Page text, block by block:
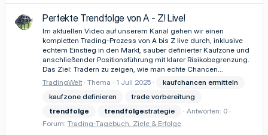
Perfekte Trendfolge von A - Z! Live!
Im aktuellen Video auf unserem Kanal gehen wir einen
kompletten Trading-Prozess von A bis Z live durch, inklusive
echtem Einstieg in den Markt, sauber definierter Kaufzone und
anschließender Positionsführung mit klarer Risikobegrenzung.
Das Ziel: Tradern zu zeigen, wie man echte Chancen...
TradingWelt Thema 1 Juli 2025
kaufchancen ermitteln
kaufzone definieren
trade vorbereitung
trendfolge
trendfolgestrategie
Antworten: 0
Forum: Trading-Tagebuch, Ziele & Erfolge